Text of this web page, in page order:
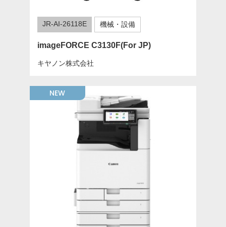
JR-AI-26118E 機械・設備
imageFORCE C3130F(For JP)
キヤノン株式会社
NEW